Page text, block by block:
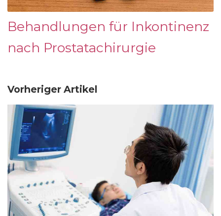
Behandlungen für Inkontinenz
nach Prostatachirurgie
Vorheriger Artikel